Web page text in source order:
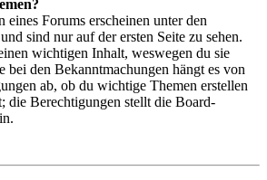
eines Forums erscheinen unter den
sind nur auf der ersten Seite zu sehen.
wichtigen Inhalt, weswegen du sie
bei den Bekanntmachungen hängt es von
ab, ob du wichtige Themen erstellen
die Berechtigungen stellt die Board-